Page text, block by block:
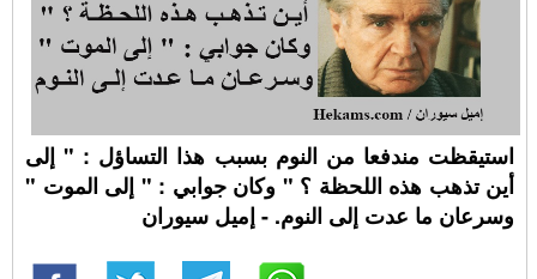
استيقظت مندفعا من النوم بسبب هذا التساؤل : " إلى
أين تذهب هذه اللحظة ؟ " وكان جوابي : " إلى الموت "
وسرعان ما عدت إلى النوم. - إميل سيوران